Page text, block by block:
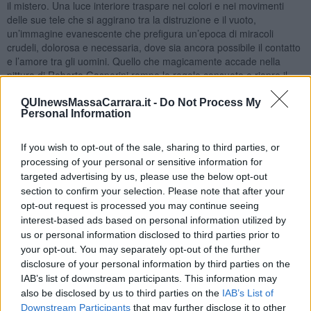
QUInewsMassaCarrara.it - Do Not Process My
Personal Information
If you wish to opt-out of the sale, sharing to third parties, or
processing of your personal or sensitive information for
targeted advertising by us, please use the below opt-out
section to confirm your selection. Please note that after your
opt-out request is processed you may continue seeing
interest-based ads based on personal information utilized by
us or personal information disclosed to third parties prior to
your opt-out. You may separately opt-out of the further
disclosure of your personal information by third parties on the
IAB’s list of downstream participants. This information may
also be disclosed by us to third parties on the IAB’s List of
Downstream Participants that may further disclose it to other
il mistero. Una luce interiore traspare nei colori e nei movimenti
delle sue tele che si aggirano tra la distruzione e il vuoto,
un’immagine evanescente che prefigura un’epoca di miracoli
crudeli, dolorosa e necessaria, dove sia ancora possibile il contatto
e l’amore tra gli uomini. Quello che magicamente accade nella
pittura di Roberto Gasperini rompe le regole consuete e riapre il
dialogo tra morte e vita, bellezza e inferno, storia e futuro, ci porta
a riflettere su una verità che abbiamo dimenticato e che soltanto la
vera arte può riportare in vita, salvare dal nostro naufragio
E’ stata molto significativa la ricerca artistica portata avanti da
Gasperini e credo che la sua città, Ponsacco, dovrebbe dedicargli
una mostra per ricordare uno dei più autentici poeti dell’arte
italiana. E’ importante oggi di fronte a un mondo veloce e frenetico,
che spesso si dimentica troppo in fretta le cose essenziali e che
lasciano un segno nei nostri cuori e nella nostra memoria, cercare
di ritrovare i valori autentici dell’arte e la creatività
Riccardo Ferrucci